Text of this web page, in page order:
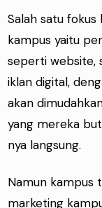
Salah satu
kampus yaitu
seperti website,
iklan digital,
akan
yang mereka
nya langsung.
Namun kampus
marketing